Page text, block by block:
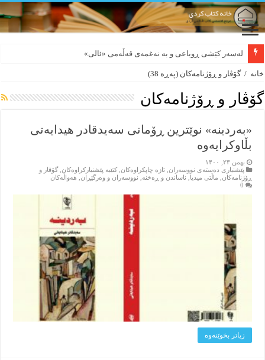
بورجە بێ دەلاقەکان نازانن دەرەوە چەند شەممەیە!
خانه / گۆڤار و ڕۆژنامه‌کان (پەڕە 38)
گۆڤار و ڕۆژنامه‌کان
«بەردینە» نوێترین ڕۆمانی سەیدقادر هیدایەتی
بڵاوکرایەوە
بهمن ۲۳, ۱۴۰۰
پێشنیاری ده‌سته‌ی نووسه‌ران ,تازه‌ چاپکراوه‌کان ,کتێبه‌ پێشنیارکراوه‌کان ,گۆڤار و
ڕۆژنامه‌کان
ماڵتی میدیا ناساندن و ڕه‌خنه‌ نووسه‌ران و وه‌رگێڕان
هه‌واڵه‌کان
0
زیاتر بخوێنه‌وه‌